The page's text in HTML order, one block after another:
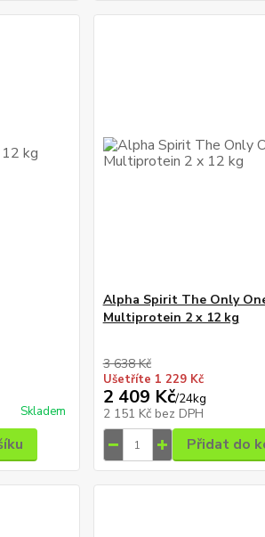
Skladem
Alpha Spirit The Only
Multiprotein 2 x 12 kg
3 638 Kč
Ušetříte 1 229 Kč
2 409 Kč/24kg
2 151 Kč bez DPH
Přidat do